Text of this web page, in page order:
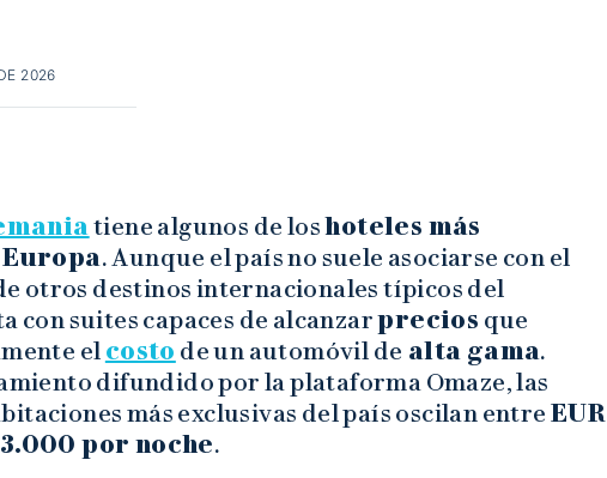
2026
tiene algunos de loshoteles más
. Aunque el país no suele asociarse con el
otros destinos internacionales típicos del
con suites capaces de alcanzarprecios que
el costo de un automóvil de alta gama.
difundido por la plataforma Omaze, las
más exclusivas del país oscilan entreEUR
por noche.